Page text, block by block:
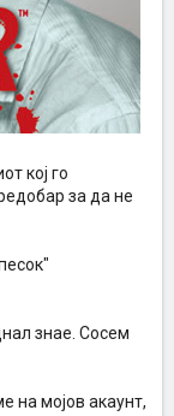
кој го
за да не
знае. Сосем
на мојов акаунт,